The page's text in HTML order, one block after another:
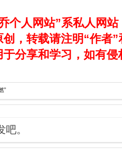
个人网站”系私人网
，转载请注明“作者
分享和学习，如有
”
。